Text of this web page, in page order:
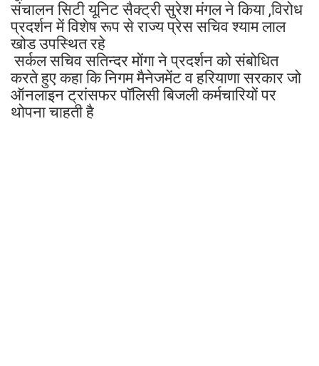
संचालन सिटी यूनिट सैक्ट्री सुरेश मंगल ने किया ,विरोध
प्रदर्शन में विशेष रूप से राज्य प्रेस सचिव श्याम लाल
खोड उपस्थित रहे
सर्कल सचिव सतिन्दर मोंगा ने प्रदर्शन को संबोधित
करते हुए कहा कि निगम मैनेजमेंट व हरियाणा सरकार जो
ऑनलाइन ट्रांसफर पॉलिसी बिजली कर्मचारियों पर
थोपना चाहती है